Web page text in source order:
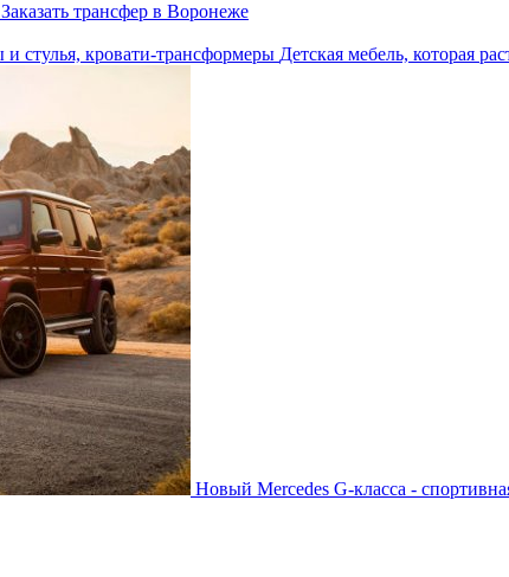
Заказать трансфер в Воронеже
Детская мебель, которая
Новый Mercedes G-класса -